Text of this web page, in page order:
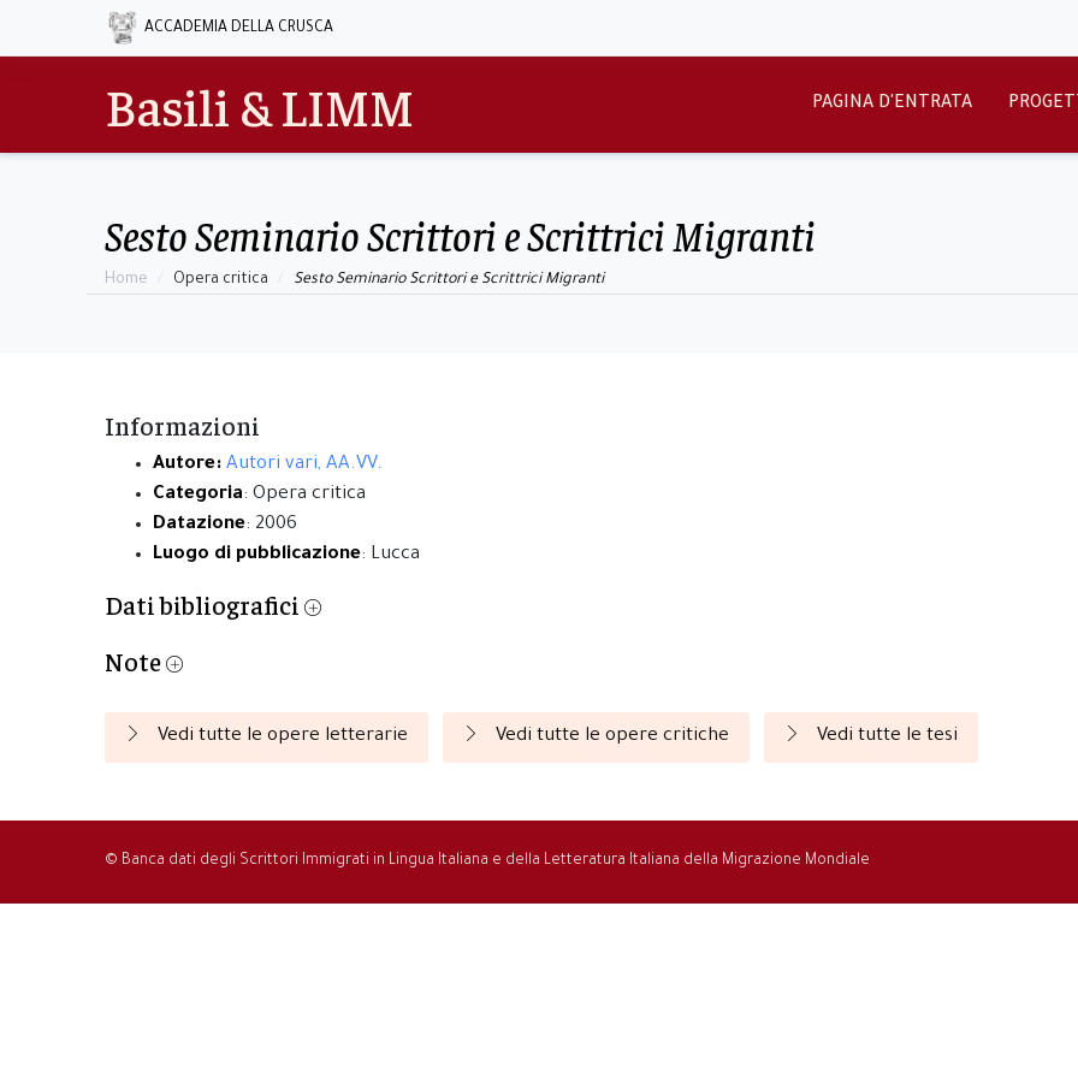
ACCADEMIA DELLA CRUSCA
Basili & LIMM PAGINA D'ENTRATA
Sesto Seminario Scrittori e Scrittrici Migranti
Home Opera critica Sesto Seminario Scrittori e Scrittrici Migranti
Informazioni
Autore: Autori vari, AA.VV.
Categoria: Opera critica
Datazione: 2006
Luogo di pubblicazione: Lucca
Dati bibliografici
Note
Vedi tutte le opere letterarie Vedi tutte le opere critiche Vedi tutte le tesi
© Banca dati degli Scrittori Immigrati in Lingua Italiana e della Letteratura Italiana della Migrazione Mondiale